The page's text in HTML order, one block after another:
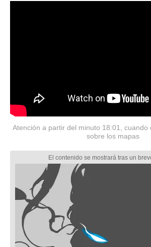
Atención a partir del minuto 18:01, cuando
sobre los mapas